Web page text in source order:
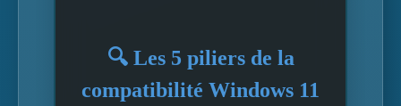
🔍 Les 5 piliers de la
compatibilité Windows 11